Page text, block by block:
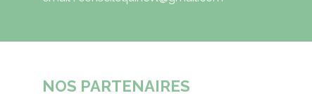
NOS PARTENAIRES